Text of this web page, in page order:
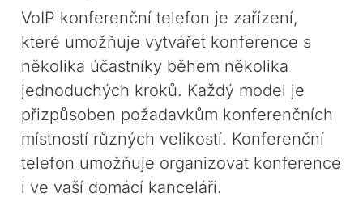
VoIP konferenční telefon je zařízení,
které umožňuje vytvářet konference s
několika účastníky během několika
jednoduchých kroků. Každý model je
přizpůsoben požadavkům konferenčních
místností různých velikostí. Konferenční
telefon umožňuje organizovat konference
i ve vaší domácí kanceláři.